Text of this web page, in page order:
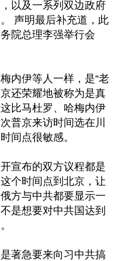
以及一系列双边政府
声明最后补充道，此
院总理李强举行会
内伊等人一样，是“老
还荣耀地被称为是真
比马杜罗、哈梅内伊
普京来访时间选在川
间点很敏感。
宣布的双方议程都是
个时间点到北京，让
方与中共都要显示一
是想要对中共国达到
著急要来向习中共搞